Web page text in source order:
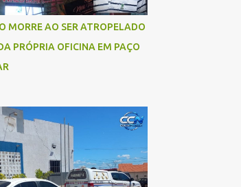
MORRE AO SER ATROPELADO
PRÓPRIA OFICINA EM PAÇO